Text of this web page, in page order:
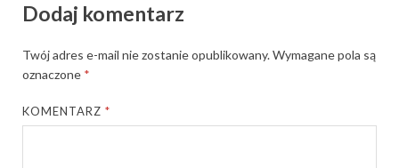
Dodaj komentarz
Twój adres e-mail nie zostanie opublikowany.Wymagane pola są
oznaczone *
KOMENTARZ*